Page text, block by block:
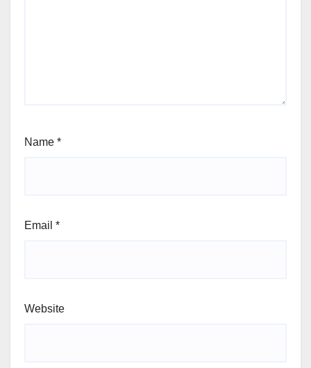
Name *
Email *
Website